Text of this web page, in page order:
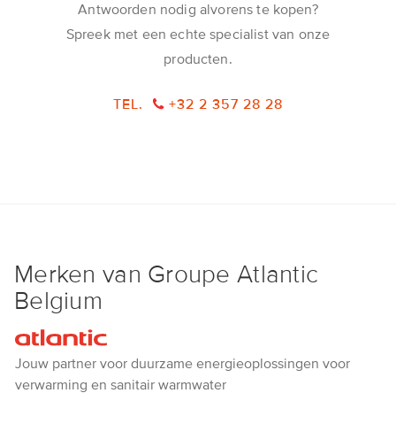
Antwoorden nodig alvorens te kopen?
Spreek met een echte specialist van onze
producten.
TEL. +32 2 357 28 28
Merken van Groupe Atlantic
Belgium
Atlantic
Jouw partner voor duurzame energieoplossingen voor
verwarming en sanitair warmwater